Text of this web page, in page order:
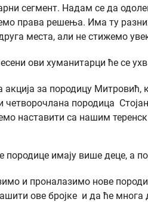
сегмент. Надам се да
права решења. Има ту
места, али не стижемо
ови хуманитарци ће се
акција за породицу
четворочлана породица
наставити са нашим
породице имају више деце, а
и проналазимо нове
ове бројке и да ће многа